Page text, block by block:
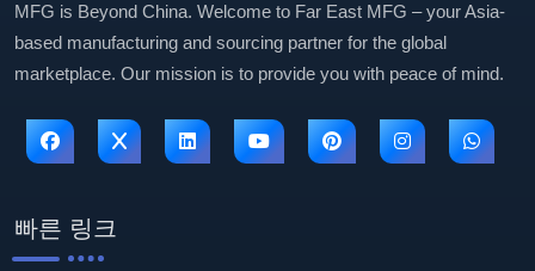
MFG is Beyond China. Welcome to Far East MFG – your Asia-
based manufacturing and sourcing partner for the global
marketplace. Our mission is to provide you with peace of mind.
빠른 링크